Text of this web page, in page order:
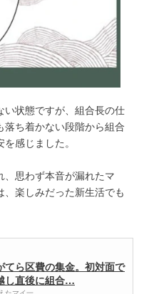
い状態ですが、組合長の仕
ち着かない段階から組合
感じました。
思わず本音が漏れたマ
楽しみだった新生活でも
てら区費の集金。初対面で
し直後に組合…